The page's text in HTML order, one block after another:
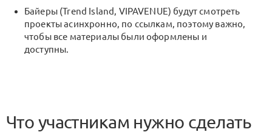
Байеры (Trend Island, VIPAVENUE) будут смотреть
проекты асинхронно, по ссылкам, поэтому важно,
чтобы все материалы были оформлены и
доступны.
Что участникам нужно сделать